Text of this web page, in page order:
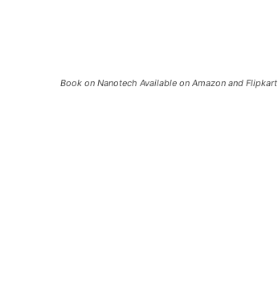
Book on Nanotech Available on Amazon and Flipkart